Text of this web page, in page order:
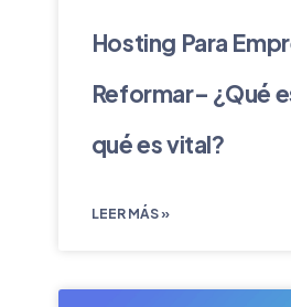
Hosting Para
Reformar– ¿Qué
qué es vital?
LEER MÁS »